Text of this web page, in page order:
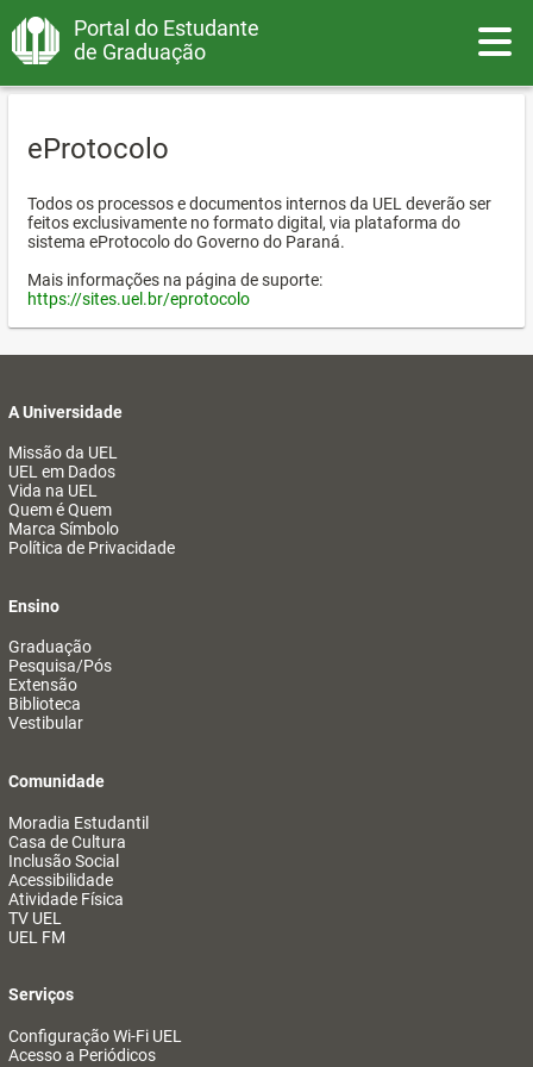
Portal do Estudante
de Graduação
eProtocolo
Todos os processos e documentos internos da UEL deverão ser
feitos exclusivamente no formato digital, via plataforma do
sistema eProtocolo do Governo do Paraná.
Mais informações na página de suporte:
https://sites.uel.br/eprotocolo
A Universidade
Missão da UEL
UEL em Dados
Vida na UEL
Quem é Quem
Marca Símbolo
Política de Privacidade
Ensino
Graduação
Pesquisa/Pós
Extensão
Biblioteca
Vestibular
Comunidade
Moradia Estudantil
Casa de Cultura
Inclusão Social
Acessibilidade
Atividade Física
TV UEL
UEL FM
Serviços
Configuração Wi-Fi UEL
Acesso a Periódicos